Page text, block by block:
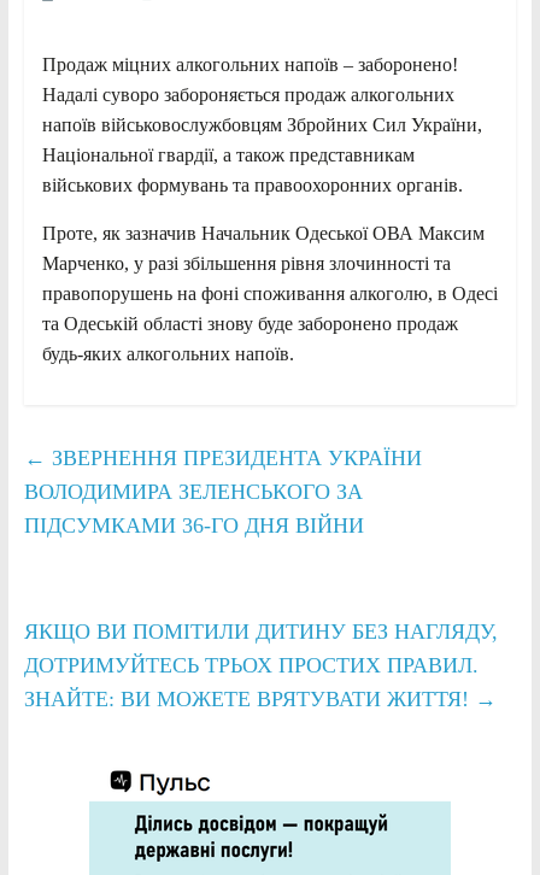
Продаж міцних алкогольних напоїв – заборонено!
Надалі суворо забороняється продаж алкогольних
напоїв військовослужбовцям Збройних Сил України,
Національної гвардії, а також представникам
військових формувань та правоохоронних органів.
Проте, як зазначив Начальник Одеської ОВА Максим
Марченко, у разі збільшення рівня злочинності та
правопорушень на фоні споживання алкоголю, в Одесі
та Одеській області знову буде заборонено продаж
будь-яких алкогольних напоїв.
← ЗВЕРНЕННЯ ПРЕЗИДЕНТА УКРАЇНИ
ВОЛОДИМИРА ЗЕЛЕНСЬКОГО ЗА
ПІДСУМКАМИ 36-ГО ДНЯ ВІЙНИ
ЯКЩО ВИ ПОМІТИЛИ ДИТИНУ БЕЗ НАГЛЯДУ,
ДОТРИМУЙТЕСЬ ТРЬОХ ПРОСТИХ ПРАВИЛ.
ЗНАЙТЕ: ВИ МОЖЕТЕ ВРЯТУВАТИ ЖИТТЯ! →